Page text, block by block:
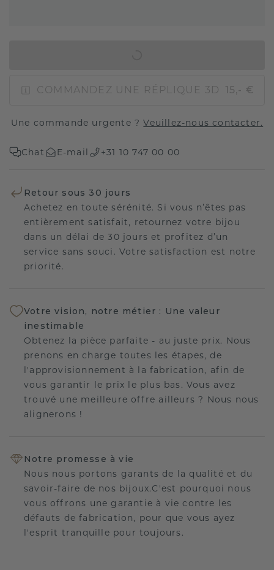
COMMANDEZ UNE RÉPLIQUE 3D 15,- €
Une commande urgente ?Veuillez-nous contacter.
Chat E-mail +31 10 747 00 00
Retour sous 30 jours
Achetez en toute sérénité. Si vous n’êtes pas
entièrement satisfait, retournez votre bijou
dans un délai de 30 jours et profitez d’un
service sans souci. Votre satisfaction est notre
priorité.
Votre vision, notre métier : Une valeur
inestimable
Obtenez la pièce parfaite - au juste prix. Nous
prenons en charge toutes les étapes, de
l'approvisionnement à la fabrication, afin de
vous garantir le prix le plus bas. Vous avez
trouvé une meilleure offre ailleurs ? Nous nous
alignerons !
Notre promesse à vie
Nous nous portons garants de la qualité et du
savoir-faire de nos bijoux.C'est pourquoi nous
vous offrons une garantie à vie contre les
défauts de fabrication, pour que vous ayez
l'esprit tranquille pour toujours.